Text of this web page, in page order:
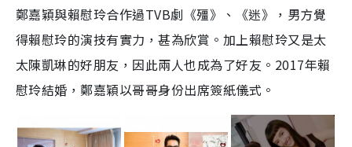
鄭嘉穎與賴慰玲合作過TVB劇《殭》、《迷》，男方覺
得賴慰玲的演技有實力，甚為欣賞。加上賴慰玲又是太
太陳凱琳的好朋友，因此兩人也成為了好友。2017年賴
慰玲結婚，鄭嘉穎以哥哥身份出席簽紙儀式。